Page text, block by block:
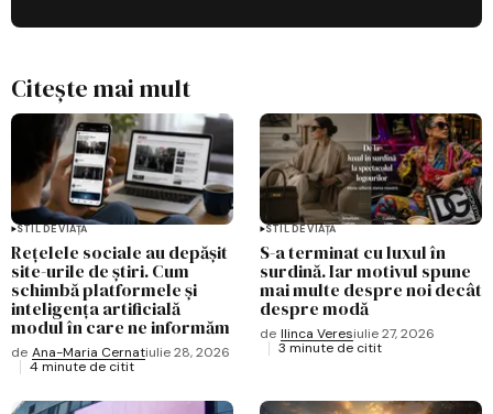
Citește mai mult
STIL DE VIAȚĂ
Rețelele sociale au depășit
site-urile de știri. Cum
schimbă platformele și
inteligența artificială
modul în care ne informăm
de Ana-Maria Cernatiulie 28, 2026
4 minute de citit
STIL DE VIAȚĂ
S-a terminat cu luxul în
surdină. Iar motivul spune
mai multe despre noi decât
despre modă
de Ilinca Veresiulie 27, 2026
3 minute de citit